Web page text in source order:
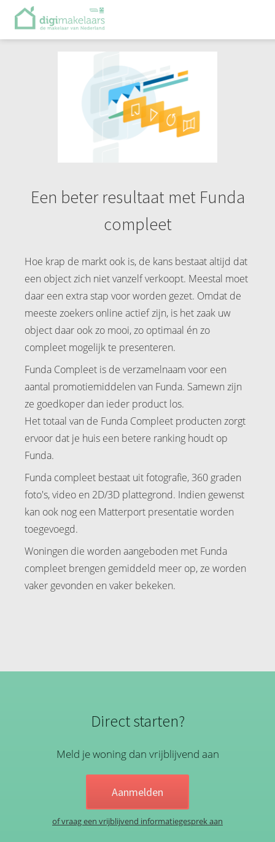
Een beter resultaat met Funda
compleet
Hoe krap de markt ook is, de kans bestaat altijd dat
een object zich niet vanzelf verkoopt. Meestal moet
daar een extra stap voor worden gezet. Omdat de
meeste zoekers online actief zijn, is het zaak uw
object daar ook zo mooi, zo optimaal én zo
compleet mogelijk te presenteren.
Funda Compleet is de verzamelnaam voor een
aantal promotiemiddelen van Funda. Samewn zijn
ze goedkoper dan ieder product los.
Het totaal van de Funda Compleet producten zorgt
ervoor dat je huis een betere ranking houdt op
Funda.
Funda compleet bestaat uit fotografie, 360 graden
foto's, video en 2D/3D plattegrond. Indien gewenst
kan ook nog een Matterport presentatie worden
toegevoegd.
Woningen die worden aangeboden met Funda
compleet brengen gemiddeld meer op, ze worden
vaker gevonden en vaker bekeken.
Direct starten?
Meld je woning dan vrijblijvend aan
Aanmelden
of vraag een vrijblijvend informatiegesprek aan